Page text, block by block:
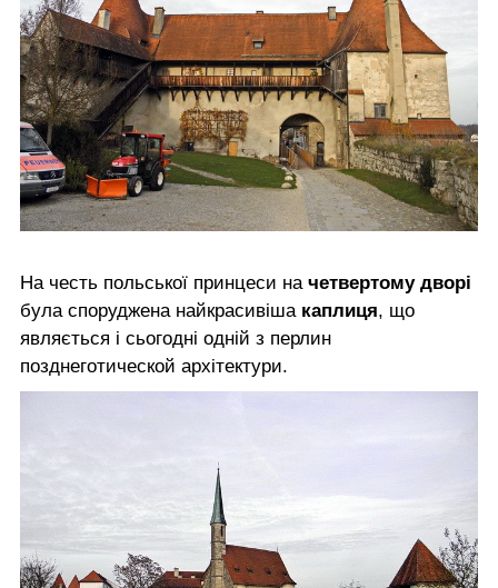
На честь польської принцеси на четвертому дворі
була споруджена найкрасивіша каплиця, що
являється і сьогодні одній з перлин
позднеготической архітектури.